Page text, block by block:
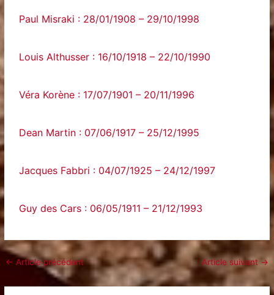
Paul Misraki : 28/01/1908 – 29/10/1998
Louis Althusser : 16/10/1918 – 22/10/1990
Véra Korène : 17/07/1901 – 20/11/1996
Dean Martin : 07/06/1917 – 25/12/1995
Jacques Fabbri : 04/07/1925 – 24/12/1997
Guy des Cars : 06/05/1911 – 21/12/1993
← Article précédent Article suivant→